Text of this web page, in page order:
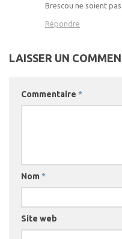
Brescou ne soient pas
Répondre
LAISSER UN
Commentaire *
Nom *
Site web